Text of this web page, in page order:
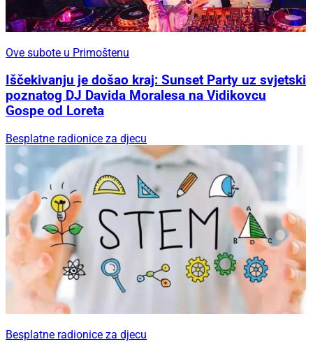
Ove subote u Primoštenu
Iščekivanju je došao kraj: Sunset Party uz svjetski
poznatog DJ Davida Moralesa na Vidikovcu
Gospe od Loreta
Besplatne radionice za djecu
Besplatne radionice za djecu